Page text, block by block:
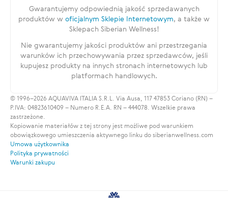
Gwarantujemy odpowiednią jakość sprzedawanych
produktów w oficjalnym Sklepie Internetowym, a także w
Sklepach Siberian Wellness!
Nie gwarantujemy jakości produktów ani przestrzegania
warunków ich przechowywania przez sprzedawców, jeśli
kupujesz produkty na innych stronach internetowych lub
platformach handlowych.
© 1996–2026 AQUAVIVA ITALIA S.R.L. Via Ausa, 117 47853 Coriano (RN) –
P.IVA: 04823610409 – Numero R.E.A. RN – 444078. Wszelkie prawa
zastrzeżone.
Kopiowanie materiałów z tej strony jest możliwe pod warunkiem
obowiązkowego umieszczenia aktywnego linku do siberianwellness.com
Umowa użytkownika
Polityka prywatności
Warunki zakupu